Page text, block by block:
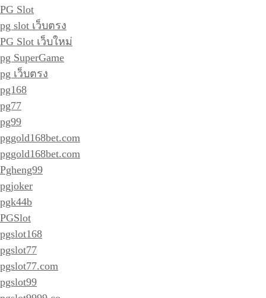
PG Slot
pg slot เว็บตรง
PG Slot เว็บใหม่
pg SuperGame
pg เว็บตรง
pg168
pg77
pg99
pggold168bet.com
pggold168bet.com
Pgheng99
pgjoker
pgk44b
PGSlot
pgslot168
pgslot77
pgslot77.com
pgslot99